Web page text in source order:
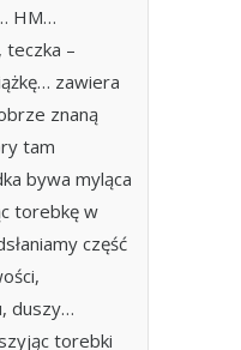
HM…
–
zawiera
znaną
tam
bywa myląca
torebkę w
część
duszy…
torebki